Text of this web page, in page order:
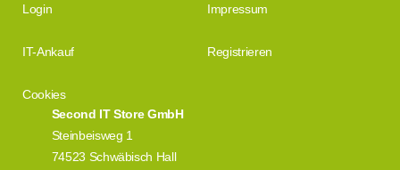
Second IT Store GmbH
Steinbeisweg 1
74523 Schwäbisch Hall
Login Impressum
IT-Ankauf Registrieren
Cookies